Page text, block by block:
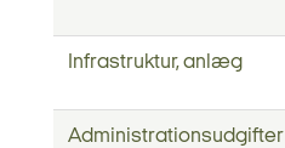
Infrastruktur, anlæg
Administrationsudgifter